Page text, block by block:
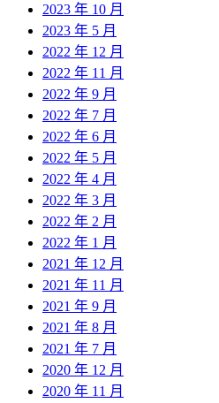
2023 年 10 月
2023 年 5 月
2022 年 12 月
2022 年 11 月
2022 年 9 月
2022 年 7 月
2022 年 6 月
2022 年 5 月
2022 年 4 月
2022 年 3 月
2022 年 2 月
2022 年 1 月
2021 年 12 月
2021 年 11 月
2021 年 9 月
2021 年 8 月
2021 年 7 月
2020 年 12 月
2020 年 11 月